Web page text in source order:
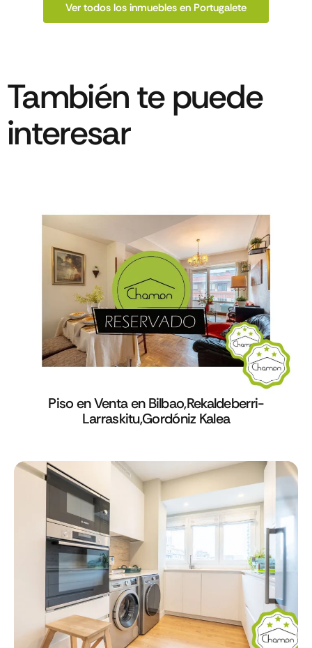
Ver todos los inmuebles en Portugalete
También te puede
interesar
Piso en Venta en Bilbao,Rekaldeberri-
Larraskitu,Gordóniz Kalea